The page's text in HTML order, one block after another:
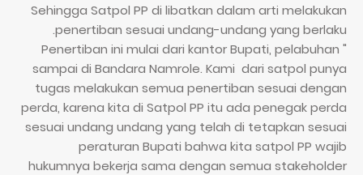
Sehingga Satpol PP di libatkan dalam arti melakukan
penertiban sesuai undang-undang yang berlaku.
" Penertiban ini mulai dari kantor Bupati, pelabuhan
sampai di Bandara Namrole. Kami dari satpol punya
tugas melakukan semua penertiban sesuai dengan
perda, karena kita di Satpol PP itu ada penegak perda
sesuai undang undang yang telah di tetapkan sesuai
peraturan Bupati bahwa kita satpol PP wajib
hukumnya bekerja sama dengan semua stakeholder